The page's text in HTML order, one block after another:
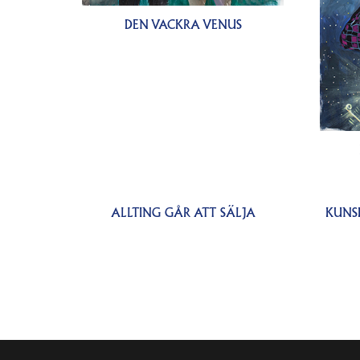
DEN VACKRA VENUS
ALLTING GÅR ATT SÄLJA